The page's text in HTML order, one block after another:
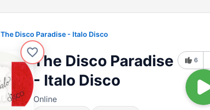
The Disco Paradise - Italo Disco
The Disco Paradise
- Italo Disco
Online
6